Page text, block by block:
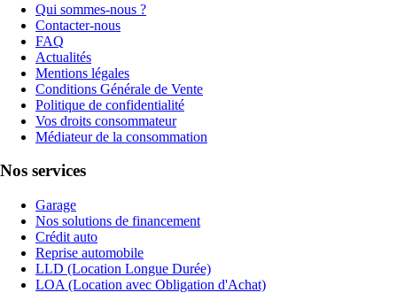
Qui sommes-nous ?
Contacter-nous
FAQ
Actualités
Mentions légales
Conditions Générale de Vente
Politique de confidentialité
Vos droits consommateur
Médiateur de la consommation
Nos services
Garage
Nos solutions de financement
Crédit auto
Reprise automobile
LLD (Location Longue Durée)
LOA (Location avec Obligation d'Achat)